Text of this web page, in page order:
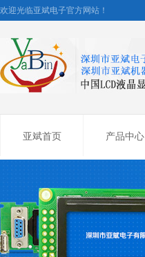
欢迎光临亚斌电子官方网站！
亚斌首页 产品中心